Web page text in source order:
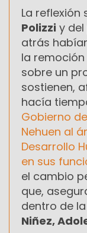
La reflexión
Polizzi y
atrás
la
sobre un
sostienen,
hacía
Gobierno
Nehuen al
Desarrollo
en sus
el cambio
que,
dentro de
Niñez,